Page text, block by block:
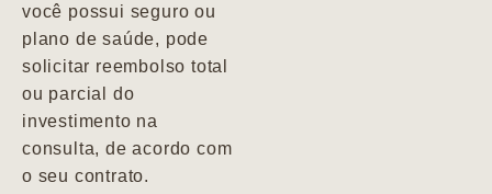
você possui seguro ou
plano de saúde, pode
solicitar reembolso total
ou parcial do
investimento na
consulta, de acordo com
o seu contrato.